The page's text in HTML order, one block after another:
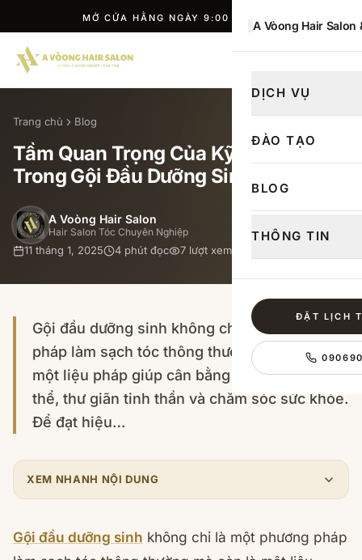
MỞ CỬA HẰNG NGÀY 9:00 — 21:00
A Vòong Hair Salon
DỊCH VỤ
ĐÀO TẠO
BLOG
THÔNG TIN
ĐẶT LỊCH
Trang chủ Blog
Tầm Quan Trọng Của Kỹ Thuật
Trong Gội Đầu Dưỡng Sinh
A Voòng Hair Salon
Hair Salon Tóc Chuyên Nghiệp
11 tháng 1, 2025 4 phút đọc 7 lượt xem
Gội đầu dưỡng sinh không chỉ là một phương
pháp làm sạch tóc thông thường mà còn là
một liệu pháp giúp cân bằng năng lượng cơ
thể, thư giãn tinh thần và chăm sóc sức khỏe.
Để đạt hiệu…
XEM NHANH NỘI DUNG
Gội đầu dưỡng sinh không chỉ là một phương pháp